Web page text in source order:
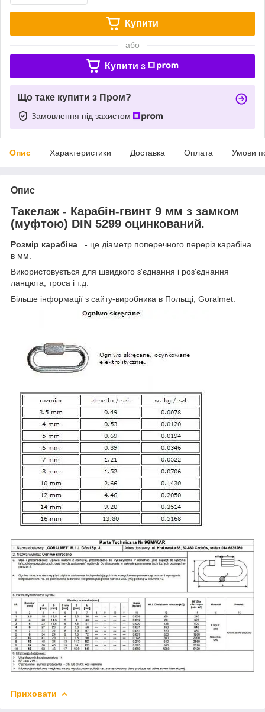
Купити
або
Купити з
Що таке купити з Пром?
Замовлення під захистом
Опис Характеристики Доставка Оплата Умови
Опис
Такелаж - Карабін-гвинт 9 мм з замком
(муфтою) DIN 5299 оцинкований.
Розмір карабіна
- це діаметр поперечного переріз карабіна
в мм.
Використовується для швидкого з'єднання і роз'єднання
ланцюга, троса і т.д.
Більше інформації з сайту-виробника в Польщі, Goralmet.
Приховати